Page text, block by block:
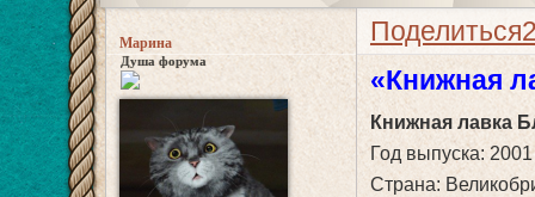
Поделиться
Марина
Душа форума
«Книжная
Книжная лавка
Год выпуска: 2001
Страна: